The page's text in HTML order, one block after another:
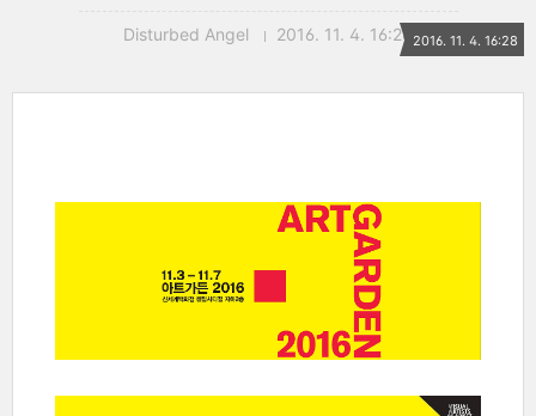
Disturbed Angel 2016. 11. 4. 16:28 2016. 11. 4. 16:28